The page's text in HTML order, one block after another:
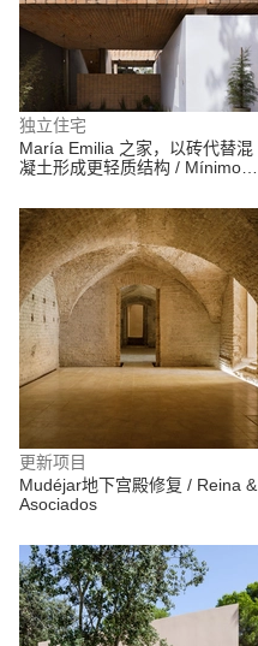
独立住宅
María Emilia 之家，以砖代替混
凝土形成更轻质结构 / Mínimo
更新项目
Mudéjar地下宫殿修复 / Reina &
Asociados